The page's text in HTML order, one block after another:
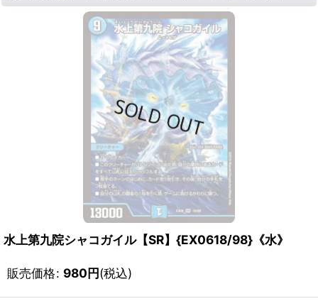
水上第九院シャコガイル【SR】{EX0618/98}《水》
販売価格: 980円(税込)